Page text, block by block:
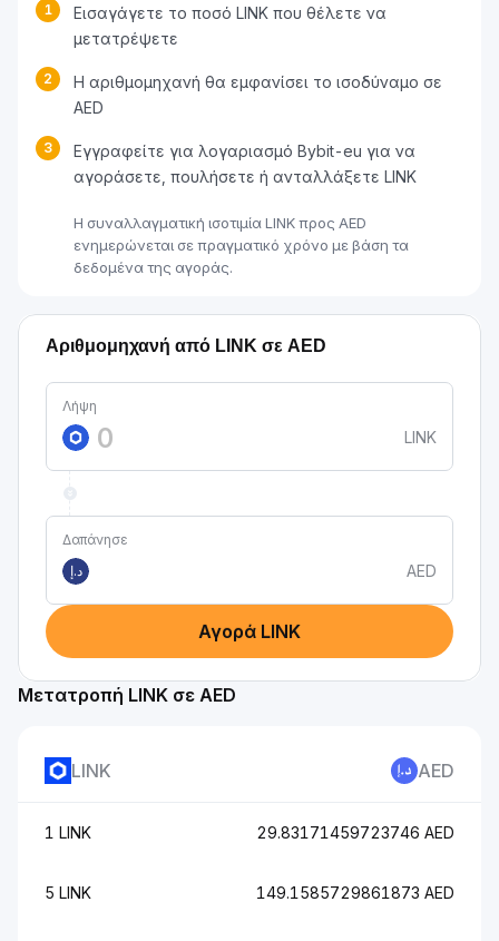
1
Εισαγάγετε το ποσό LINK που θέλετε να
μετατρέψετε
2
Η αριθμομηχανή θα εμφανίσει το ισοδύναμο σε
AED
3
Εγγραφείτε για λογαριασμό Bybit-eu για να
αγοράσετε, πουλήσετε ή ανταλλάξετε LINK
Η συναλλαγματική ισοτιμία LINK προς AED
ενημερώνεται σε πραγματικό χρόνο με βάση τα
δεδομένα της αγοράς.
Αριθμομηχανή από LINK σε AED
Λήψη
LINK
Δαπάνησε
د.إ
AED
Αγορά LINK
Μετατροπή LINK σε AED
LINK AED
1 LINK 29.83171459723746 AED
5 LINK 149.1585729861873 AED